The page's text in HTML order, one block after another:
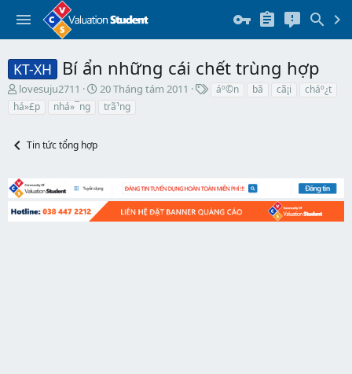
KT-XH Bí ẩn những cái chết trùng hợp
T
h
a
t
a
r
lovesuju2711
N
g
đ
u
20 Tháng tám 2011 áº©n bã­ cã¡i
cháº¿t
há»£p
nhá»¯ng trã¹ng
Tin tức tổng hợp